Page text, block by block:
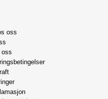
oss
oss